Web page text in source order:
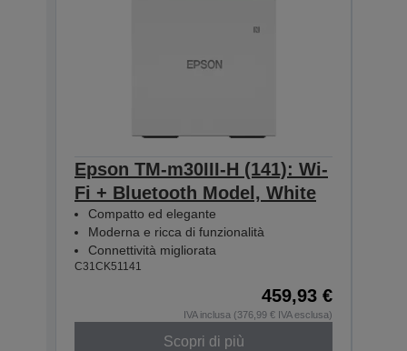
Epson TM-m30III-H (141): Wi-
Fi + Bluetooth Model, White
Compatto ed elegante
Moderna e ricca di funzionalità
Connettività migliorata
C31CK51141
459,93 €
IVA inclusa (376,99 € IVA esclusa)
Scopri di più